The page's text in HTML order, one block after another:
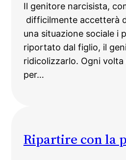
Il genitore narcisista,
difficilmente accetterà
una situazione sociale i
riportato dal figlio, il
ridicolizzarlo. Ogni
per…
Ripartire con la